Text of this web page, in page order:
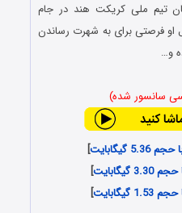
تیم ملی کریکت هند در جام
دارد. حال او فرصتی برای به شهرت رساندن
و…
سانسور شده)
]
]
]